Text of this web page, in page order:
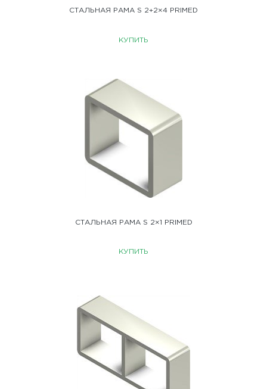
СТАЛЬНАЯ РАМА S 2+2×4 PRIMED
КУПИТЬ
СТАЛЬНАЯ РАМА S 2×1 PRIMED
КУПИТЬ